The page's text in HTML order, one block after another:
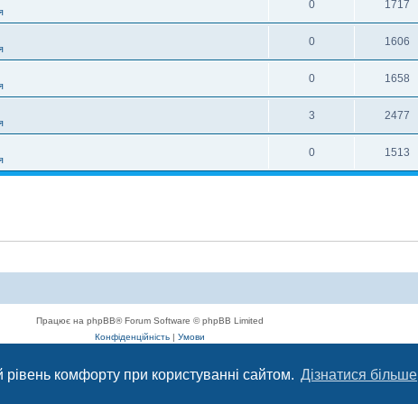
комфорту при користуванні сайтом. Дізнатися більше
0 1717
0 1606
0 1658
3 2477
0 1513
Працює на phpBB® Forum Software © phpBB Limited
Конфіденційність | Умови